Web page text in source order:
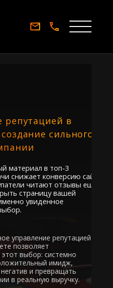
репутацией в
сильного
материал в топ-3
снижает конверсию сайта
читают отзывы ещё
страницу вашей
увиденное
управление репутацией
позволяет
выбор: системно
имидж,
и превращать
в реальную выручку.